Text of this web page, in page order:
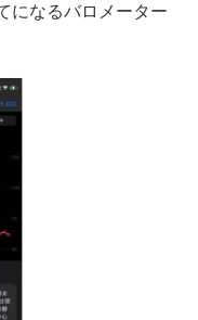
になるバロメーター